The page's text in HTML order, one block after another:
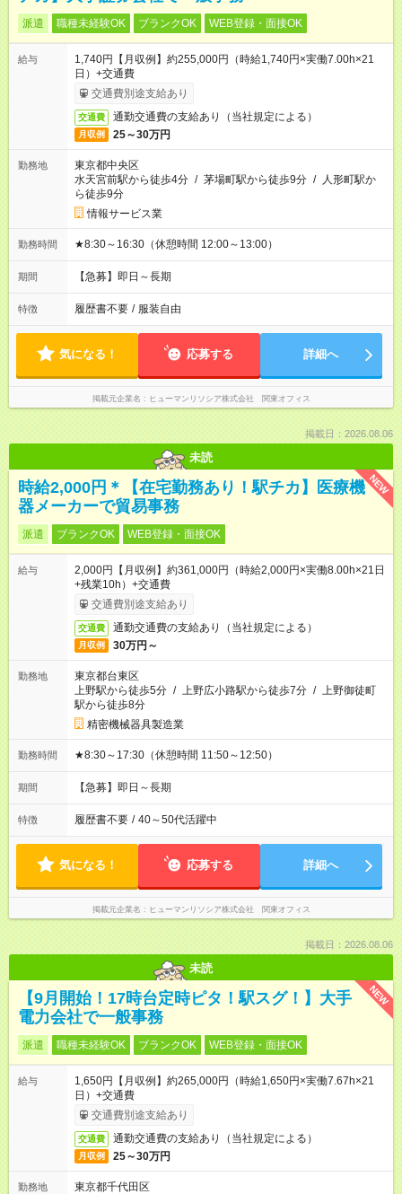
派遣 職種未経験OK ブランクOK WEB登録・面接OK
給与
1,740円【月収例】約255,000円（時給1,740円×実働7.00h×21
日）+交通費
交通費別途支給あり
交通費 通勤交通費の支給あり（当社規定による）
月収例 25～30万円
勤務地
東京都中央区
水天宮前駅から徒歩4分 / 茅場町駅から徒歩9分 / 人形町駅か
ら徒歩9分
情報サービス業
勤務時間 ★8:30～16:30（休憩時間 12:00～13:00）
期間 【急募】即日～長期
特徴 履歴書不要 / 服装自由
気になる！ 応募する 詳細へ
掲載元企業名 ヒューマンリソシア株式会社 関東オフィス
掲載日：2026.08.06
未読
NEW
時給2,000円＊【在宅勤務あり！駅チカ】医療機
器メーカーで貿易事務
派遣 ブランクOK WEB登録・面接OK
給与
2,000円【月収例】約361,000円（時給2,000円×実働8.00h×21日
+残業10h）+交通費
交通費別途支給あり
交通費 通勤交通費の支給あり（当社規定による）
月収例 30万円～
勤務地
東京都台東区
上野駅から徒歩5分 / 上野広小路駅から徒歩7分 / 上野御徒町
駅から徒歩8分
精密機械器具製造業
勤務時間 ★8:30～17:30（休憩時間 11:50～12:50）
期間 【急募】即日～長期
特徴 履歴書不要 / 40～50代活躍中
気になる！ 応募する 詳細へ
掲載元企業名 ヒューマンリソシア株式会社 関東オフィス
掲載日：2026.08.06
未読
NEW
【9月開始！17時台定時ピタ！駅スグ！】大手
電力会社で一般事務
派遣 職種未経験OK ブランクOK WEB登録・面接OK
給与
1,650円【月収例】約265,000円（時給1,650円×実働7.67h×21
日）+交通費
交通費別途支給あり
交通費 通勤交通費の支給あり（当社規定による）
月収例 25～30万円
勤務地
東京都千代田区